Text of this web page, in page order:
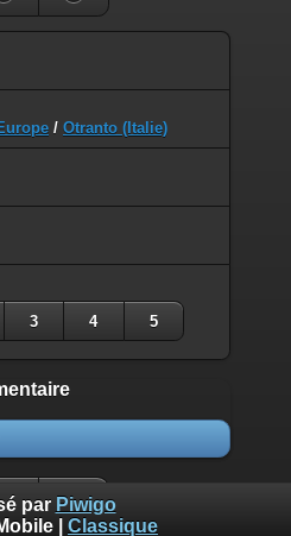
/ Otranto (Italie)
3 4 5
par Piwigo
Classique